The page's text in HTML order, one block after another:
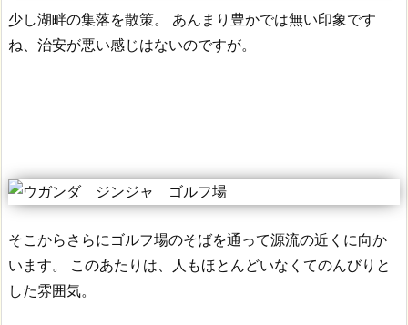
少し湖畔の集落を散策。
あんまり豊かでは無い印象です
ね、治安が悪い感じはないのですが。
そこからさらにゴルフ場のそばを通って源流の近くに向か
います。
このあたりは、人もほとんどいなくてのんびりと
した雰囲気。